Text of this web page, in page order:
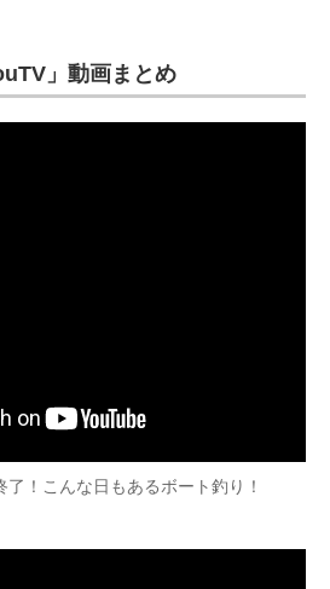
」動画まとめ
！こんな日もあるボート釣り！